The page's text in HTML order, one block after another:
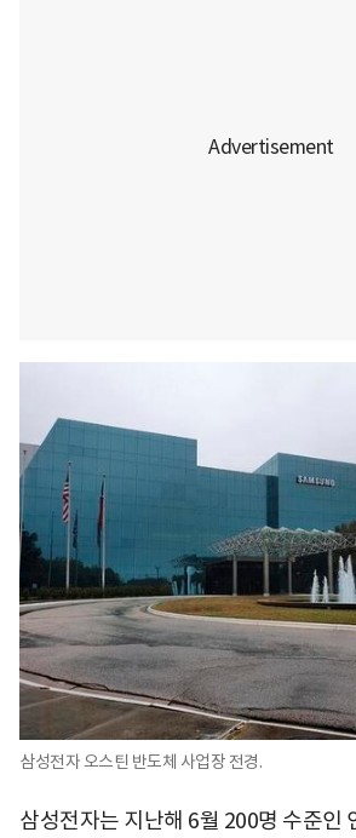
삼성전자 오스틴 반도체 사업장 전경.
삼성전자는 지난해 6월 200명 수준인